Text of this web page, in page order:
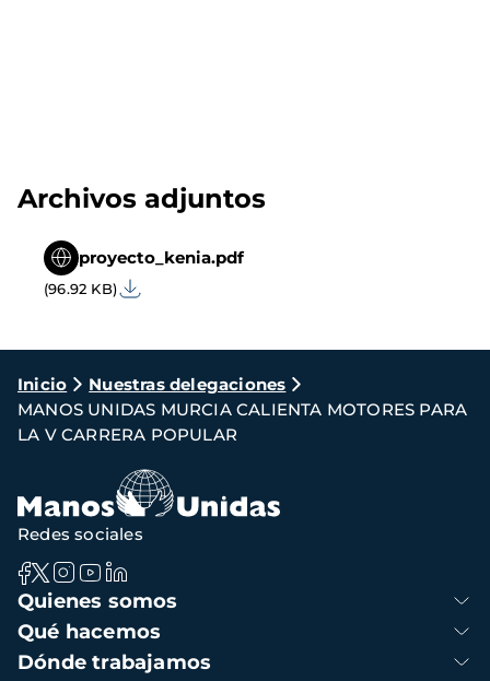
Archivos adjuntos
proyecto_kenia.pdf
(96.92 KB)
Ruta
de
navegación
Inicio
Nuestras delegaciones
MANOS UNIDAS MURCIA CALIENTA MOTORES PARA
LA V CARRERA POPULAR
Navegación
principal
Quienes somos
Qué hacemos
Dónde trabajamos
Redes sociales